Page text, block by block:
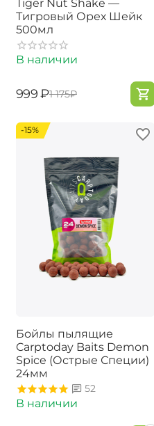
Tiger Nut Shake —
Тигровый Орех Шейк
500мл
В наличии
‍999‍ ₽‍1 175‍₽
-15%
Бойлы пылящие
Carptoday Baits Demon
Spice (Острые Специи)
24мм
52
В наличии